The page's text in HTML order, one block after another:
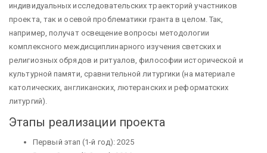
индивидуальных исследовательских траекторий участников
проекта, так и осевой проблематики гранта в целом. Так,
например, получат освещение вопросы методологии
комплексного междисциплинарного изучения светских и
религиозных обрядов и ритуалов, философии исторической и
культурной памяти, сравнительной литургики (на материале
католических, англиканских, лютеранских и реформатских
литургий).
Этапы реализации проекта
Первый этап (1-й год): 2025